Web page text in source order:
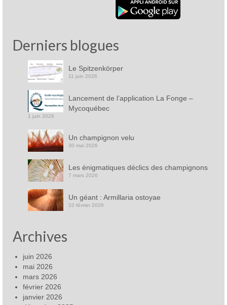
Derniers blogues
Le Spitzenkörper
11 juin 2026
Lancement de l’application La Fonge –
Mycoquébec
1 juin 2026
Un champignon velu
30 mai 2026
Les énigmatiques déclics des champignons
7 mars 2026
Un géant : Armillaria ostoyae
10 février 2026
Archives
juin 2026
mai 2026
mars 2026
février 2026
janvier 2026